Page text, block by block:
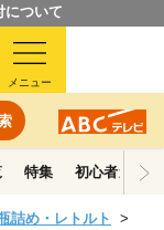
について
メニュー
特集 初心者ガイド
詰め・レトルト